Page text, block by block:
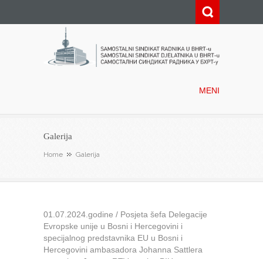
MENI
Galerija
Home Galerija
01.07.2024.godine / Posjeta šefa Delegacije
Evropske unije u Bosni i Hercegovini i
specijalnog predstavnika EU u Bosni i
Hercegovini ambasadora Johanna Sattlera